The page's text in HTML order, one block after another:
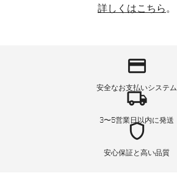
詳しくはこちら。
credit_card
安全なお支払いシステム
local_shipping
3〜5営業日以内に発送
shield
安心保証と高い品質